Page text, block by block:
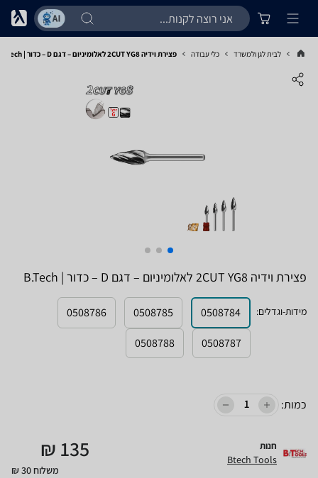
לבית לגן ולמשרד כלי עבודה פצירת וידיה 2CUT YG8 לאלומיניום – דגם D – כדור | B.Tech
פצירת וידיה 2CUT YG8 לאלומיניום – דגם D – כדור | B.Tech
מידות-וגדלים:
0508784
0508785
0508786
0508787
0508788
כמות:
חנות
Btech Tools
135
₪
משלוח 30 ₪